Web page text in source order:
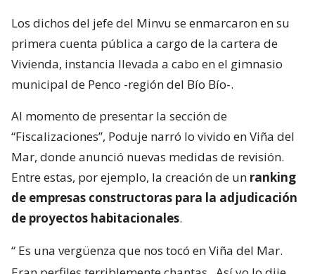
Los dichos del jefe del Minvu se enmarcaron en su
primera cuenta pública a cargo de la cartera de
Vivienda, instancia llevada a cabo en el gimnasio
municipal de Penco -región del Bío Bío-.
Al momento de presentar la sección de
“Fiscalizaciones”, Poduje narró lo vivido en Viña del
Mar, donde anunció nuevas medidas de revisión.
Entre estas, por ejemplo, la creación de un ranking
de empresas constructoras para la adjudicación
de proyectos habitacionales.
“ Es una vergüenza que nos tocó en Viña del Mar.